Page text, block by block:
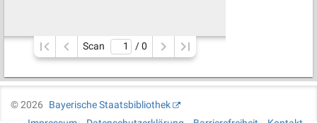
Scan / 0
©2026
Bayerische Staatsbibliothek